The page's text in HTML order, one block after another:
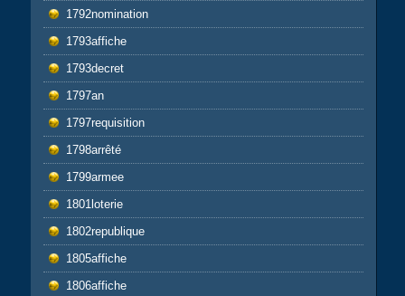
1792nomination
1793affiche
1793decret
1797an
1797requisition
1798arrêté
1799armee
1801loterie
1802republique
1805affiche
1806affiche